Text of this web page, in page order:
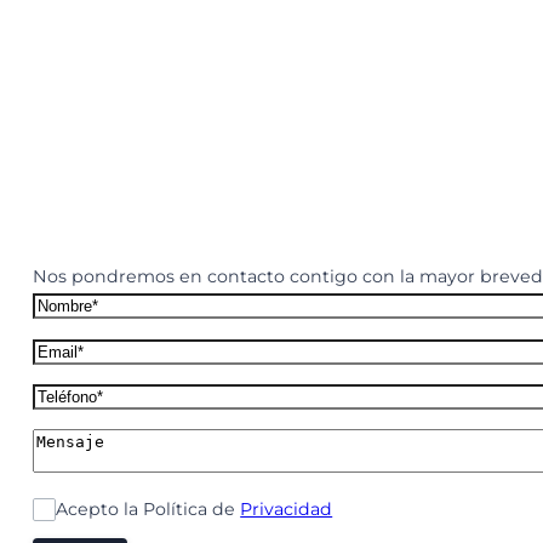
Nos pondremos en contacto contigo con la mayor
Acepto la Política de Privacidad